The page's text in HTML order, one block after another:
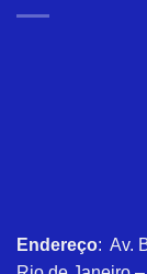
Endereço: Av.